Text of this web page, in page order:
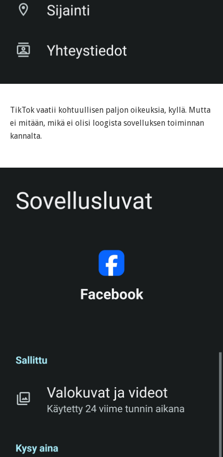
TikTok vaatii kohtuullisen paljon oikeuksia, kyllä. Mutta
ei mitään, mikä ei olisi loogista sovelluksen toiminnan
kannalta.